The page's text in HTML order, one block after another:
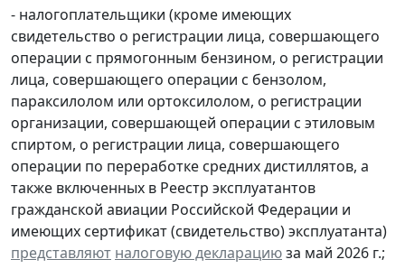
- налогоплательщики (кроме имеющих
свидетельство о регистрации лица, совершающего
операции с прямогонным бензином, о регистрации
лица, совершающего операции с бензолом,
параксилолом или ортоксилолом, о регистрации
организации, совершающей операции с этиловым
спиртом, о регистрации лица, совершающего
операции по переработке средних дистиллятов, а
также включенных в Реестр эксплуатантов
гражданской авиации Российской Федерации и
имеющих сертификат (свидетельство) эксплуатанта)
представляют налоговую декларациюза май 2026 г.;